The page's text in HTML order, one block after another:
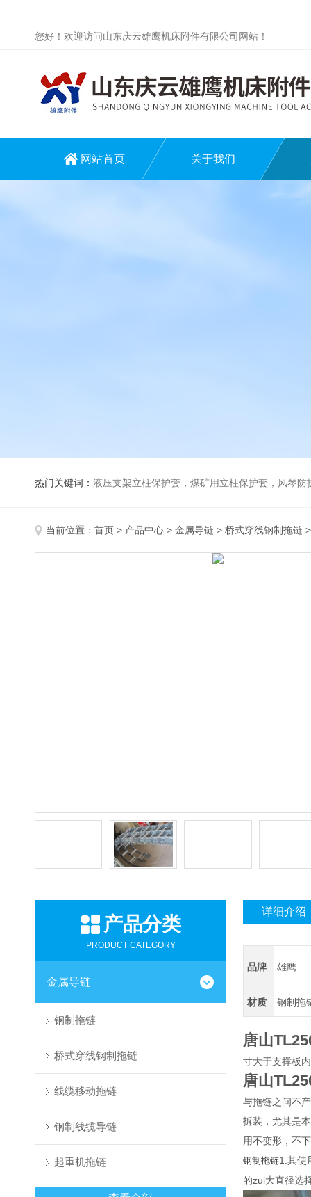
您好！欢迎访问山东庆云雄鹰机床附件有限公司网站！
网站首页 关于我们
热门关键词： 液压支架立柱保护套，煤矿用立柱保护套，风琴
当前位置： 首页 > 产品中心 > 金属导链 > 桥式穿线钢制拖链
产品分类
PRODUCT CATEGORY
金属导链
钢制拖链
桥式穿线钢制拖链
线缆移动拖链
钢制线缆导链
起重机拖链
详细介绍
品牌 雄鹰
材质 钢制拖
唐山
寸大于支撑板
唐山
与拖链之间不
拆装，尤其是
用不变形，不
钢制拖链1.其使
的zui大直径选